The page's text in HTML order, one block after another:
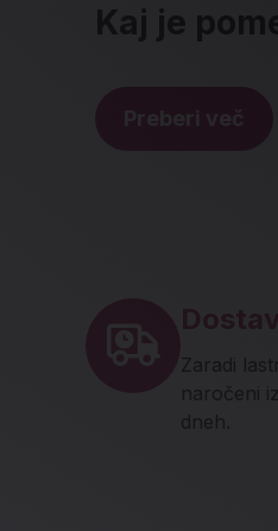
Kaj je
Preberi več
Zaradi
naročeni
dneh.